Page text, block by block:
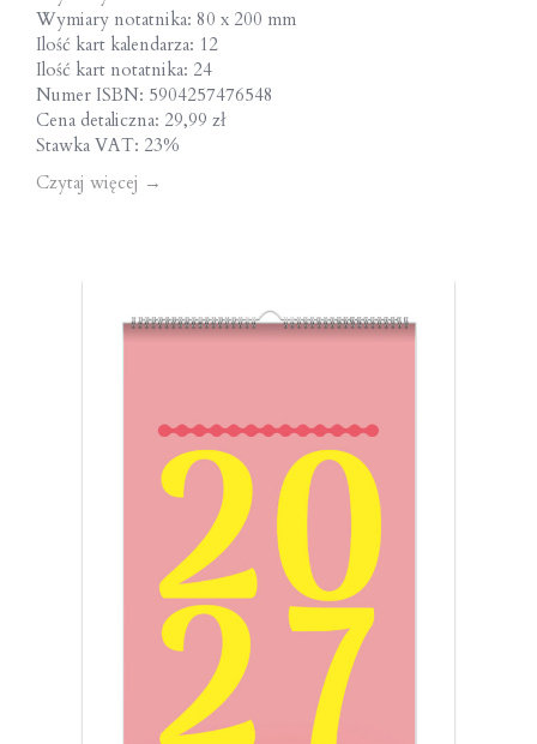
Wymiary notatnika: 80 x 200 mm
Ilość kart kalendarza: 12
Ilość kart notatnika: 24
Numer ISBN: 5904257476548
Cena detaliczna: 29,99 zł
Stawka VAT: 23%
Czytaj więcej →